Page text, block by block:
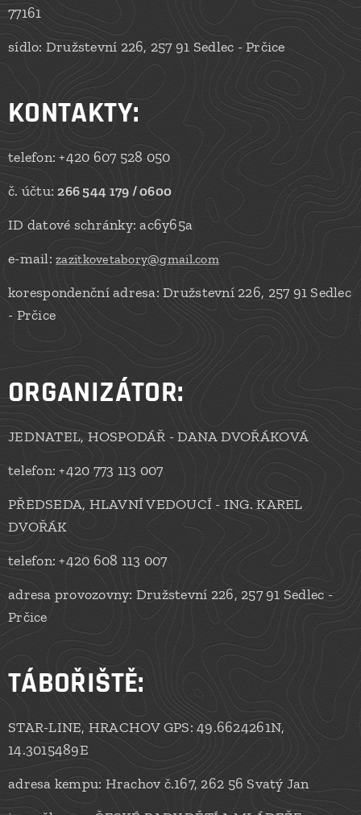
77161
sídlo: Družstevní 226, 257 91 Sedlec - Prčice
KONTAKTY:
telefon: +420 607 528 050
č. účtu:266 544 179 / 0600
ID datové schránky: ac6y65a
e-mail:zazitkovetabory@gmail.com
korespondenční adresa: Družstevní 226, 257 91 Sedlec
- Prčice
ORGANIZÁTOR:
JEDNATEL, HOSPODÁŘ - DANA DVOŘÁKOVÁ
telefon: +420 773 113 007
PŘEDSEDA, HLAVNÍ VEDOUCÍ - ING. KAREL
DVOŘÁK
telefon: +420 608 113 007
adresa provozovny: Družstevní 226, 257 91 Sedlec -
Prčice
TÁBOŘIŠTĚ:
STAR-LINE, HRACHOV GPS: 49.6624261N,
14.3015489E
adresa kempu: Hrachov č.167, 262 56 Svatý Jan